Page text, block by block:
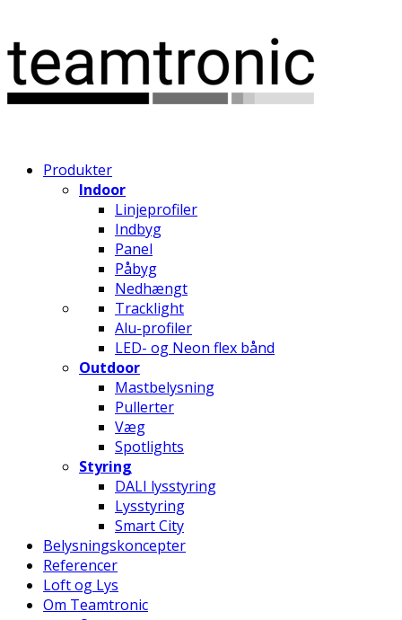
Produkter
Indoor
Linjeprofiler
Indbyg
Panel
Påbyg
Nedhængt
Tracklight
Alu-profiler
LED- og Neon flex bånd
Outdoor
Mastbelysning
Pullerter
Væg
Spotlights
Styring
DALI lysstyring
Lysstyring
Smart City
Belysningskoncepter
Referencer
Loft og Lys
Om Teamtronic